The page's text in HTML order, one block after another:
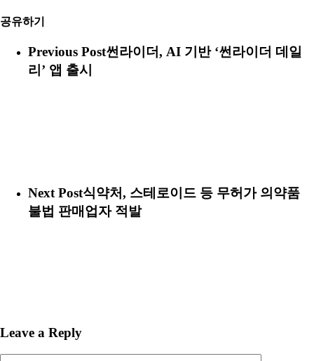
공유하기
Previous Post썬라이더, AI 기반 ‘썬라이더 데일
리’ 앱 출시
Next Post식약처, 스테로이드 등 무허가 의약품
불법 판매업자 적발
Leave a Reply